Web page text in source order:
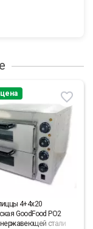
4+4х20
GoodFood PO2
стали